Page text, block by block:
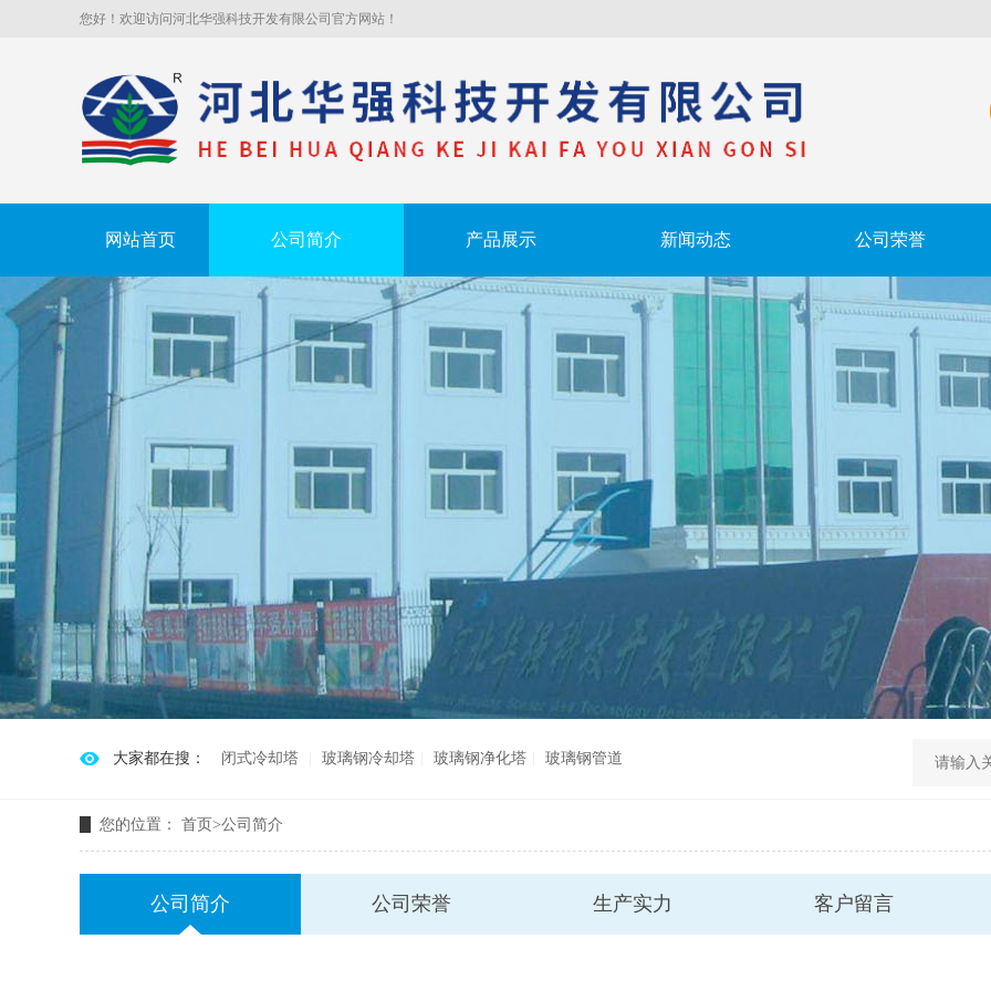
您好！欢迎访问河北华强科技开发有限公司官方网站！
网站首页 公司简介 产品展示 新闻动态 公司荣誉
大家都在搜： 闭式冷却塔 玻璃钢冷却塔 玻璃钢净化塔 玻璃钢管道
您的位置： 首页 >公司简介
公司简介 公司荣誉 生产实力 客户留言